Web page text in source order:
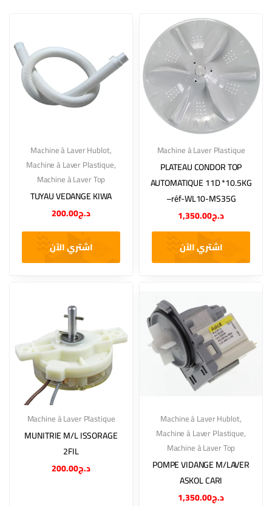
Machine à Laver Hublot,
Machine à Laver Plastique,
Machine à Laver Top
TUYAU VEDANGE KIWA
د.ج200.00
اشتري الآن
Machine à Laver Plastique
PLATEAU CONDOR TOP
AUTOMATIQUE 11D *10.5KG
–réf-WL10-MS35G
د.ج1,350.00
اشتري الآن
Machine à Laver Plastique
MUNITRIE M/L ISSORAGE
2FIL
د.ج200.00
Machine à Laver Hublot,
Machine à Laver Plastique,
Machine à Laver Top
POMPE VIDANGE M/LAVER
ASKOL CARI
د.ج1,350.00